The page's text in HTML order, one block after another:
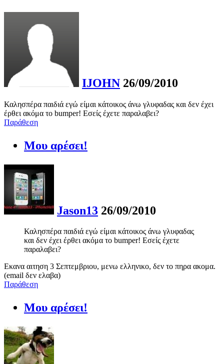
IJOHN 26/09/2010
Καλησπέρα παιδιά εγώ είμαι κάτοικος άνω γλυφαδας και δεν έχει
έρθει ακόμα το bumper! Εσείς έχετε παραλαβει?
Παράθεση
Μου αρέσει!
Jason13 26/09/2010
Καλησπέρα παιδιά εγώ είμαι κάτοικος άνω γλυφαδας
και δεν έχει έρθει ακόμα το bumper! Εσείς έχετε
παραλαβει?
Εκανα αιτηση 3 Σεπτεμβριου, μενω ελληνικο, δεν το πηρα ακομα.
(email δεν ελαβα)
Παράθεση
Μου αρέσει!